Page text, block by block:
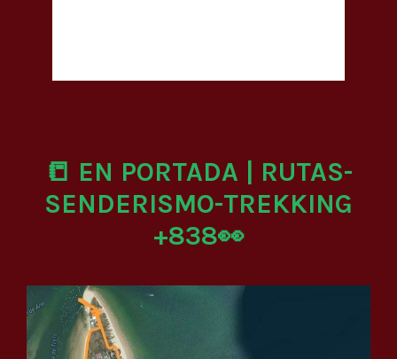
📒 EN PORTADA | RUTAS-
SENDERISMO-TREKKING
+838👀